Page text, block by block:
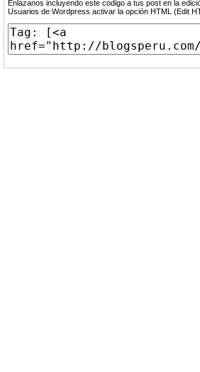
Enlázanos incluyendo este código a tus post en la
Usuarios de Wordpress activar la opción HTML (Edit